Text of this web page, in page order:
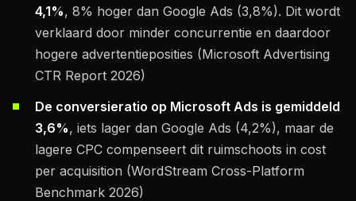
4,1%, 8% hoger dan Google Ads (3,8%). Dit wordt
verklaard door minder concurrentie en daardoor
hogere advertentieposities (Microsoft Advertising
CTR Report 2026)
De conversieratio op Microsoft Ads is gemiddeld
3,6%, iets lager dan Google Ads (4,2%), maar de
lagere CPC compenseert dit ruimschoots in cost
per acquisition (WordStream Cross-Platform
Benchmark 2026)